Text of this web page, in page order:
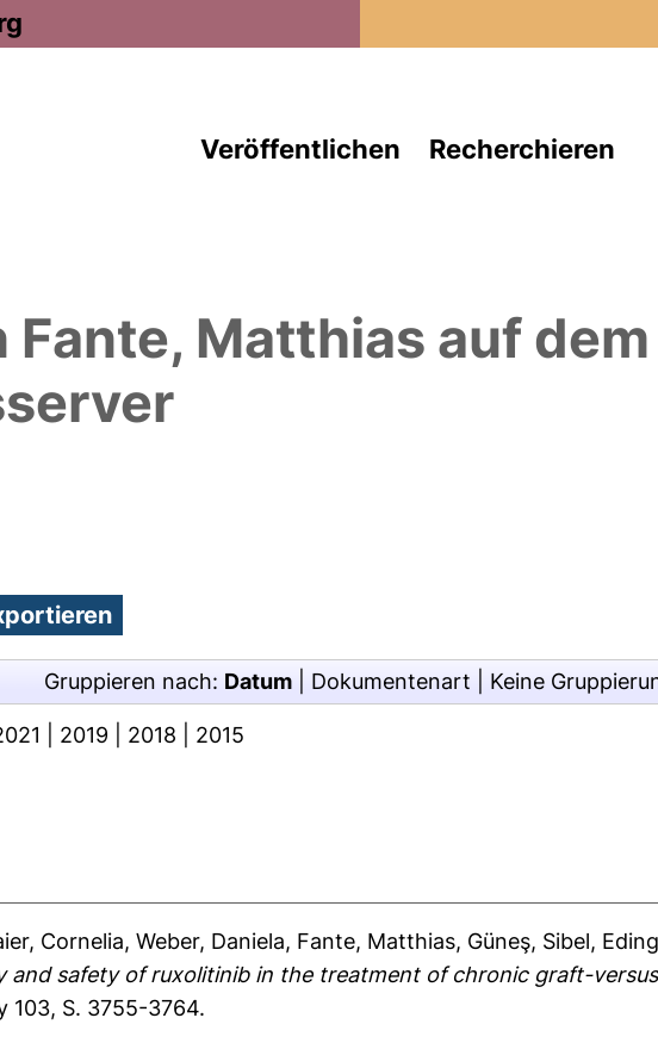
Veröffentlichen Recherchieren
Fante, Matthias auf dem
Gruppieren nach: Datum Dokumentenart Keine
2019 2018 2015
Cornelia,Weber, Daniela, Fante, Matthias, Güneş, Sibel,
and safety of ruxolitinib in the treatment of chronic graft-
103, S. 3755-3764.